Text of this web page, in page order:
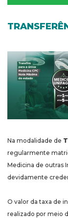
Na modalidade de
regularmente
Medicina de outras
devidamente
O valor da taxa de
realizado por meio